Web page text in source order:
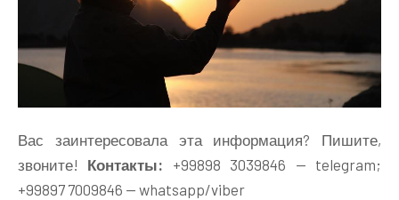
Вас заинтересовала эта информация? Пишите,
звоните! Контакты: +99898 3039846 — telegram;
+99897 7009846 — whatsapp/viber